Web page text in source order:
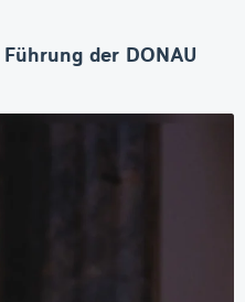
der DONAU